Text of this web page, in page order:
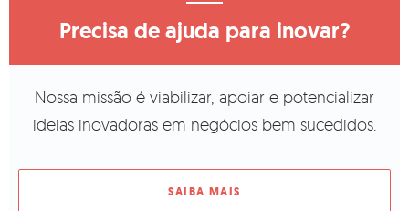
Precisa de ajuda para inovar?
Nossa missão é viabilizar, apoiar e potencializar
ideias inovadoras em negócios bem sucedidos.
SAIBA MAIS